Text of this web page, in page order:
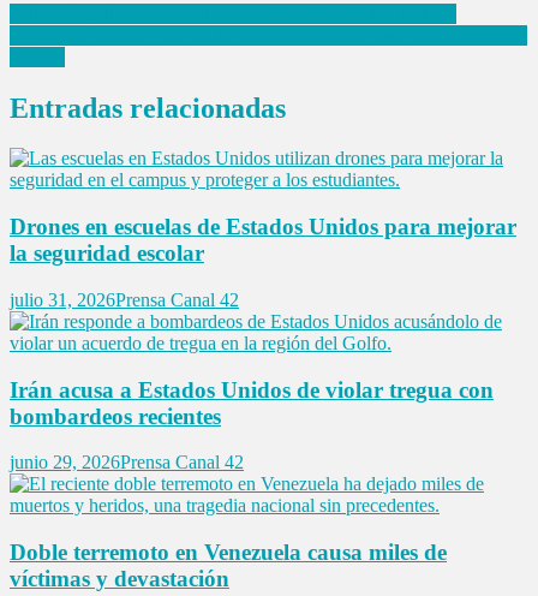
Entradas relacionadas
Drones en escuelas de Estados Unidos para mejorar
la seguridad escolar
julio 31, 2026Prensa Canal 42
Irán acusa a Estados Unidos de violar tregua con
bombardeos recientes
junio 29, 2026Prensa Canal 42
Doble terremoto en Venezuela causa miles de
víctimas y devastación